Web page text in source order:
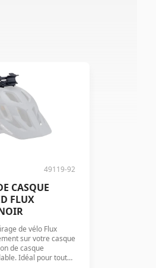
49119-92
CASQUE
FLUX
de vélo Flux
sur votre casque
de casque
Idéal pour tout